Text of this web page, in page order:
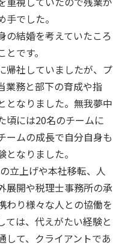
でした。
の結婚を考えていたころ
です。
帰社していましたが、プ
業務と部下の育成や指
となりました。無我夢中
頃には20名のチームに
ームの成長で自分自身も
なりました。
立上げや本社移転、人
展開や税理士事務所の承
わり様々な人との協働を
ては、代えがたい経験と
して、クライアントであ